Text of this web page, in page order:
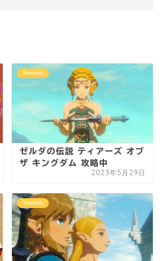
Nintendo
ゼルダの伝説 ティアーズ オブ
ザ キングダム 攻略中
2023年5月29日
Nintendo